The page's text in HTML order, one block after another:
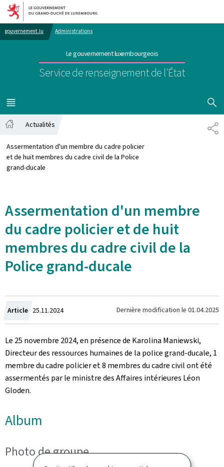
Aller au menu principal
Aller au contenu
gouvernement.lu Administrations
Le gouvernement luxembourgeois
Service de renseignement de l'État
MENU
PRINCIPAL
Actualités
Assermentation d'un membre du cadre policier
et de huit membres du cadre civil de la Police
grand-ducale
Assermentation d'un membre
du cadre policier et de huit
membres du cadre civil de la
Police grand-ducale
Article Crée
le
25.11.2024 Dernière modification le 01.04.2025
Le 25 novembre 2024, en présence de Karolina Maniewski,
Directeur des ressources humaines de la police grand-ducale, 1
membre du cadre policier et 8 membres du cadre civil ont été
assermentés par le ministre des Affaires intérieures Léon
Gloden.
Album
Photo de groupe